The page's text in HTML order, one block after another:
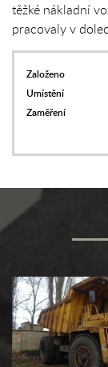
Založeno
Umístění
Zaměření
těžké nákladní
pracovaly v